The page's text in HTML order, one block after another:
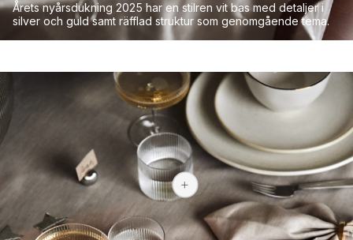
Årets nyårsdukning 2025 har en stilren vit bas med detaljer i
silver och guld samt räfflad struktur som genomgående tema.
289 kr